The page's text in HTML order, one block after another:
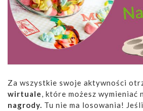
Za wszystkie swoje aktywności
wirtuale, które możesz wymieniać
nagrody. Tu nie ma losowania!